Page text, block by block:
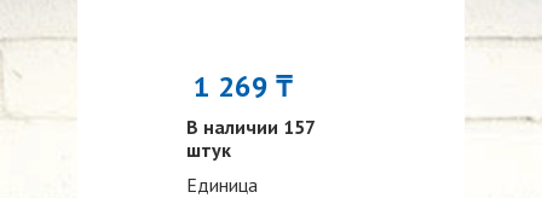
1 269 ₸
В наличии 157
штук
Единица